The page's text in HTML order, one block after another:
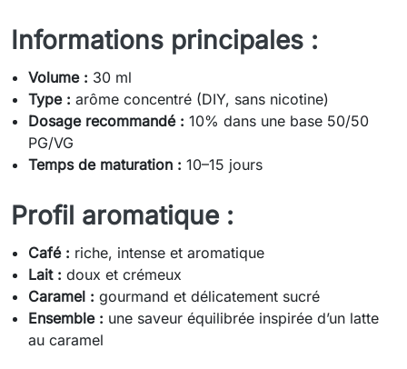
Informations principales :
Volume : 30 ml
Type : arôme concentré (DIY, sans nicotine)
Dosage recommandé : 10% dans une base 50/50
PG/VG
Temps de maturation : 10–15 jours
Profil aromatique :
Café : riche, intense et aromatique
Lait : doux et crémeux
Caramel : gourmand et délicatement sucré
Ensemble : une saveur équilibrée inspirée d’un latte
au caramel